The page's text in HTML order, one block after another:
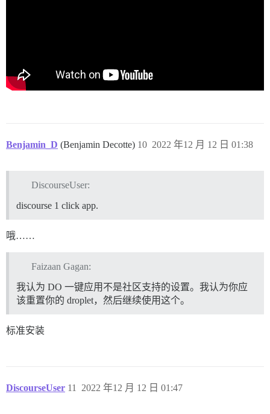
Benjamin_D (Benjamin Decotte) 2022 年12 月 12 日 01:38
10
DiscourseUser:
discourse 1 click app.
哦……
Faizaan Gagan:
我认为 DO 一键应用不是社区支持的设置。我认为你应
该重置你的 droplet，然后继续使用这个。
标准安装
DiscourseUser 2022 年12 月 12 日 01:47
11